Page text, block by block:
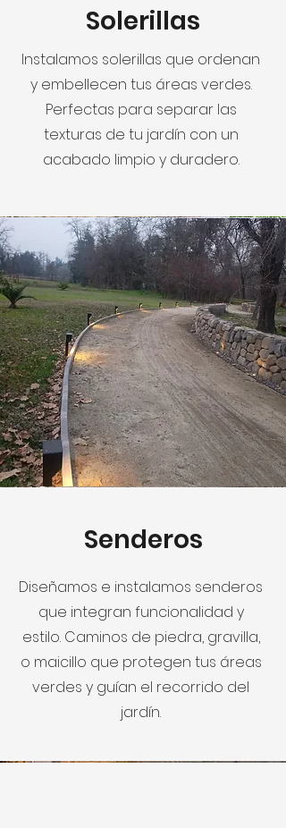
Solerillas
Instalamos solerillas que ordenan
y embellecen tus áreas verdes.
Perfectas para separar las
texturas de tu jardín con un
acabado limpio y duradero.
Senderos
Diseñamos e instalamos senderos
que integran funcionalidad y
estilo. Caminos de piedra, gravilla,
o maicillo que protegen tus áreas
verdes y guían el recorrido del
jardín.